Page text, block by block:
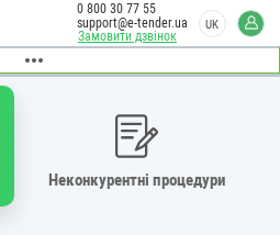
Замовити дзвінок
0 800 30 77 55
support@e-tender.ua
UK
Неконкурентні процедури